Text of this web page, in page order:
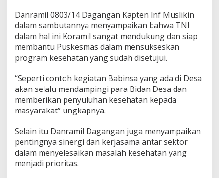
d
i
P
u
s
k
s
m
a
U
T
D
a
g
a
Danramil 0803/14 Dagangan Kapten Inf Muslikin
dalam sambutannya menyampaikan bahwa TNI
dalam hal ini Koramil sangat mendukung dan siap
membantu Puskesmas dalam mensukseskan
program kesehatan yang sudah disetujui.
“Seperti contoh kegiatan Babinsa yang ada di Desa
akan selalu mendampingi para Bidan Desa dan
memberikan penyuluhan kesehatan kepada
masyarakat” ungkapnya.
Selain itu Danramil Dagangan juga menyampaikan
pentingnya sinergi dan kerjasama antar sektor
dalam menyelesaikan masalah kesehatan yang
menjadi prioritas.